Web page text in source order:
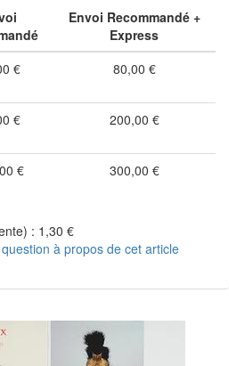
Envoi Recommandé +
Express
€ 80,00 €
€ 200,00 €
€ 300,00 €
: 1,30 €
à propos de cet article